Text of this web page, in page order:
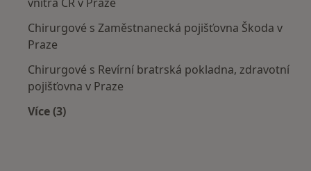
vnitra ČR v Praze
Chirurgové s Zaměstnanecká pojišťovna Škoda v
Praze
Chirurgové s Revírní bratrská pokladna, zdravotní
pojišťovna v Praze
Více (3)